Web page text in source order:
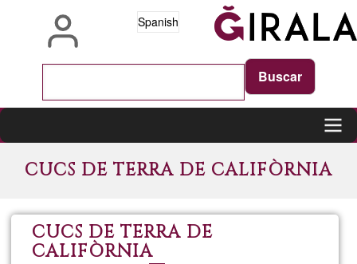
Spanish
Main
navigation
CUCS DE TERRA DE CALIFÒRNIA
CUCS DE TERRA DE
CALIFÒRNIA